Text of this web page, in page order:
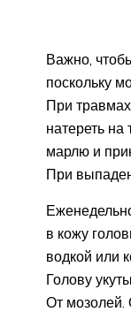
Важно,
поскольку
При
натереть
марлю и
При
в кожу
водкой или
Голову
От мозолей.